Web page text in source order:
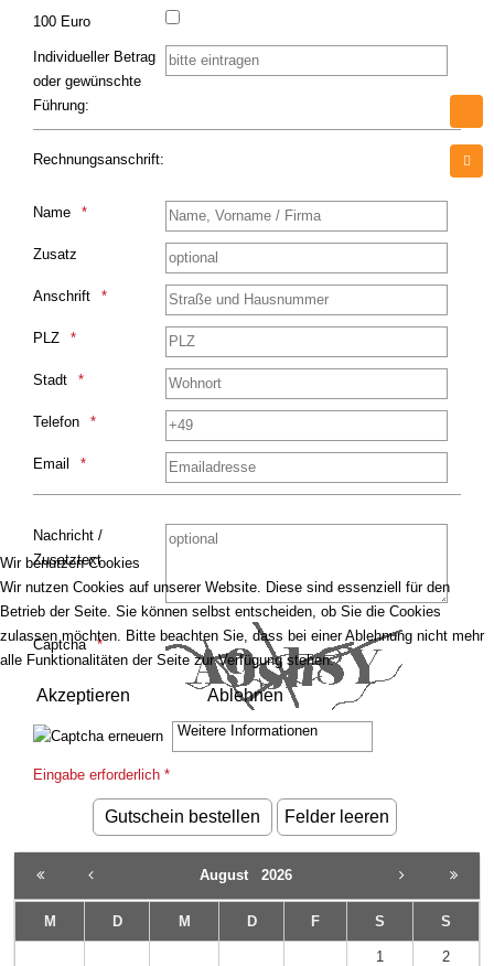
100 Euro
Individueller Betrag
oder gewünschte
Führung:
Rechnungsanschrift:
Name
Zusatz
Anschrift
PLZ
Stadt
Telefon
Email
Nachricht /
Zusatztext
Honeypot, bitte lassen Sie dieses Feld leer
Captcha
Eingabe erforderlich *
August 2026
M D M D F S S
1
2
Wir benutzen Cookies
Wir nutzen Cookies auf unserer Website. Diese sind essenziell für den
Betrieb der Seite. Sie können selbst entscheiden, ob Sie die Cookies
zulassen möchten. Bitte beachten Sie, dass bei einer Ablehnung nicht mehr
alle Funktionalitäten der Seite zur Verfügung stehen.
Akzeptieren Ablehnen
Weitere Informationen